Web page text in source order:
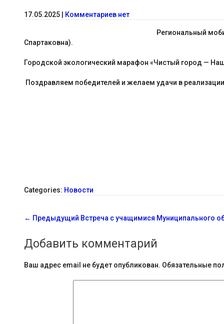
17.05.2025 Комментариев нет
Региональный
Спартаковна).
Городской экологический марафон «Чистый город —
Поздравляем победителей и желаем удачи в
Categories: Новости
С
о
о
б
← Предыдущий Встреча с учащимися Муниципального
Добавить комментарий
Ваш адрес email не будет опубликован. Обязательные